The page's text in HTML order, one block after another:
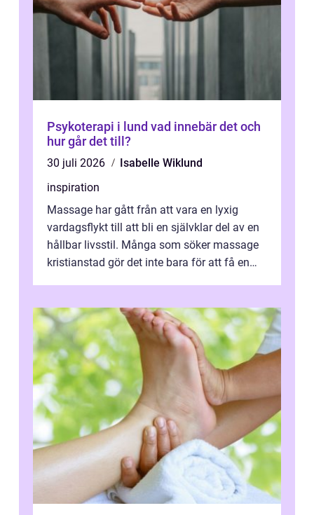
Psykoterapi i lund vad innebär det och
hur går det till?
30 juli 2026
Isabelle Wiklund
inspiration
Massage har gått från att vara en lyxig
vardagsflykt till att bli en självklar del av en
hållbar livsstil. Många som söker massage
kristianstad gör det inte bara för att få en